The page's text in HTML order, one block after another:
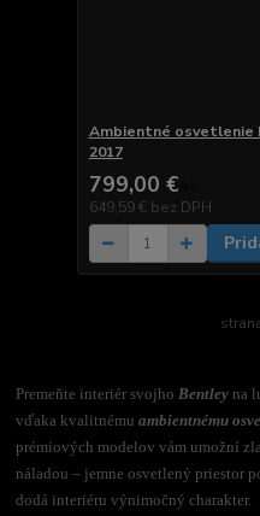
Ambientné osvetlenie
2017
799,00 €
649,59 € bez DPH
Premeňte interiér svojhoBentley na
vďaka kvalitnémuambientnému
prémiových modelov vám umožní
náladou – jemne osvetlený priestor
dodá interiéru výnimočný charakter.